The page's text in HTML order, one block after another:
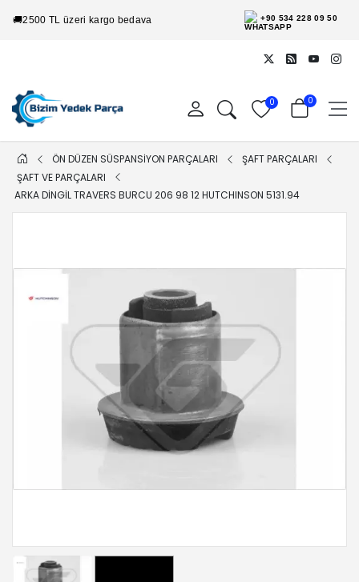
🚚2500 TL üzeri kargo bedava +90 534 228 09 50
0 0
ÖN DÜZEN SÜSPANSİYON PARÇALARI
ŞAFT PARÇALARI
ŞAFT VE PARÇALARI
ARKA DINGIL TRAVERS BURCU 206 98 12 HUTCHINSON 5131.94